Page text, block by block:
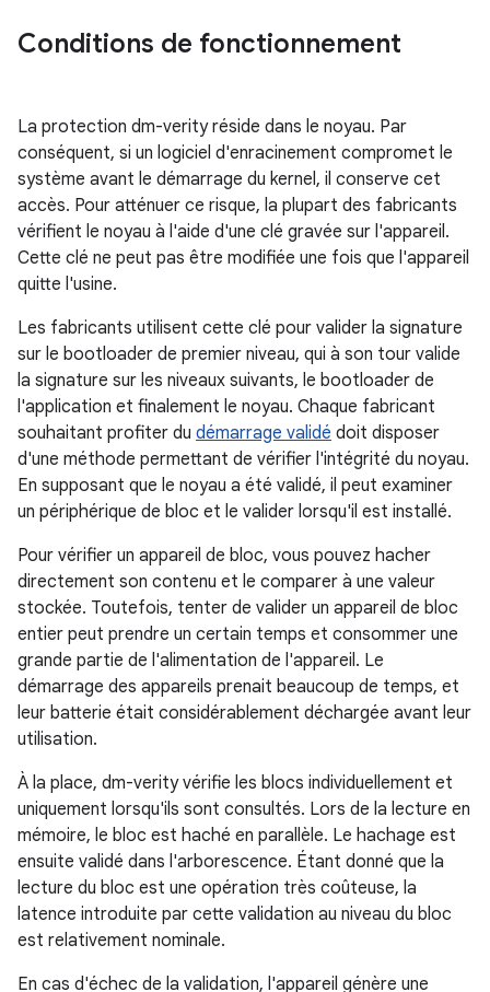
Conditions de fonctionnement
La protection dm-verity réside dans le noyau. Par
conséquent, si un logiciel d'enracinement compromet le
système avant le démarrage du kernel, il conserve cet
accès. Pour atténuer ce risque, la plupart des fabricants
vérifient le noyau à l'aide d'une clé gravée sur l'appareil.
Cette clé ne peut pas être modifiée une fois que l'appareil
quitte l'usine.
Les fabricants utilisent cette clé pour valider la signature
sur le bootloader de premier niveau, qui à son tour valide
la signature sur les niveaux suivants, le bootloader de
l'application et finalement le noyau. Chaque fabricant
souhaitant profiter du démarrage validé doit disposer
d'une méthode permettant de vérifier l'intégrité du noyau.
En supposant que le noyau a été validé, il peut examiner
un périphérique de bloc et le valider lorsqu'il est installé.
Pour vérifier un appareil de bloc, vous pouvez hacher
directement son contenu et le comparer à une valeur
stockée. Toutefois, tenter de valider un appareil de bloc
entier peut prendre un certain temps et consommer une
grande partie de l'alimentation de l'appareil. Le
démarrage des appareils prenait beaucoup de temps, et
leur batterie était considérablement déchargée avant leur
utilisation.
À la place, dm-verity vérifie les blocs individuellement et
uniquement lorsqu'ils sont consultés. Lors de la lecture en
mémoire, le bloc est haché en parallèle. Le hachage est
ensuite validé dans l'arborescence. Étant donné que la
lecture du bloc est une opération très coûteuse, la
latence introduite par cette validation au niveau du bloc
est relativement nominale.
En cas d'échec de la validation, l'appareil génère une